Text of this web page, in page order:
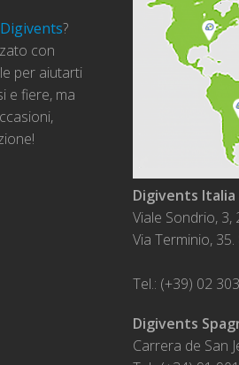
?
con
per aiutarti
e fiere, ma
Digivents Italia
Viale Sondrio, 3,
Via Terminio,
Tel.: (+39) 02
Digivents
Carrera de San